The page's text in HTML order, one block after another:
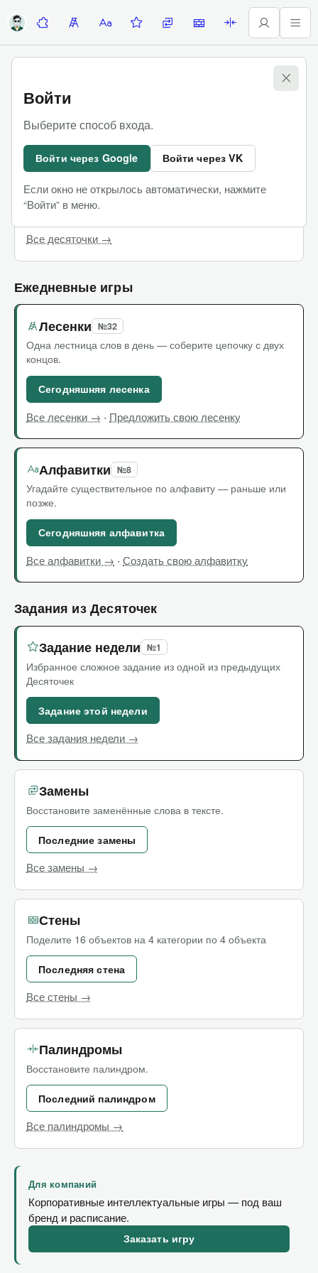
ДесяточкиЛесенкаАлфавиткаЗадание недели
ЗаменыСтеныПалиндромы
Войти
Выберите способ входа.
Войти через Google Войти через VK
Если окно не открылось автоматически, нажмите
“Войти” в меню.
Десяточки
Командные сложные игры, в которых можно
пользоваться интернетом
Последняя Десяточка Купить билеты
Все десяточки →
Ежедневные игры
Лесенки №32
Одна лестница слов в день — соберите цепочку с двух
концов.
Сегодняшняя лесенка
Все лесенки → · Предложить свою лесенку
Алфавитки №8
Угадайте существительное по алфавиту — раньше или
позже.
Сегодняшняя алфавитка
Все алфавитки → · Создать свою алфавитку
Задания из Десяточек
Задание недели №1
Избранное сложное задание из одной из предыдущих
Десяточек
Задание этой недели
Все задания недели →
Замены
Восстановите заменённые слова в тексте.
Последние замены
Все замены →
Стены
Поделите 16 объектов на 4 категории по 4 объекта
Последняя стена
Все стены →
Палиндромы
Восстановите палиндром.
Последний палиндром
Все палиндромы →
Для компаний
Корпоративные интеллектуальные игры — под ваш
бренд и расписание.
Заказать игру